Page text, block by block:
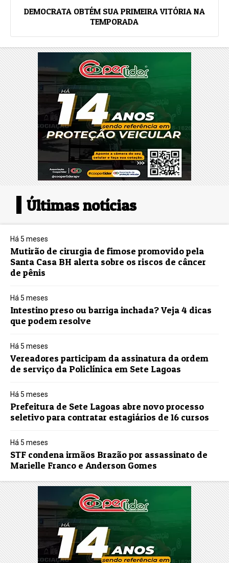
DEMOCRATA OBTÉM SUA PRIMEIRA VITÓRIA NA
TEMPORADA
Últimas notícias
Há 5 meses
Mutirão de cirurgia de fimose promovido pela
Santa Casa BH alerta sobre os riscos de câncer
de pênis
Há 5 meses
Intestino preso ou barriga inchada? Veja 4 dicas
que podem resolve
Há 5 meses
Vereadores participam da assinatura da ordem
de serviço da Policlínica em Sete Lagoas
Há 5 meses
Prefeitura de Sete Lagoas abre novo processo
seletivo para contratar estagiários de 16 cursos
Há 5 meses
STF condena irmãos Brazão por assassinato de
Marielle Franco e Anderson Gomes